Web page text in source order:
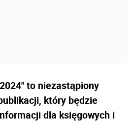
to niezastąpiony
który będzie
dla księgowych i